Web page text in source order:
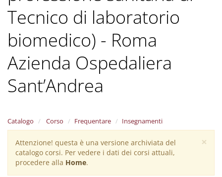
Tecnico di laboratorio
biomedico) - Roma
Azienda Ospedaliera
Sant’Andrea
Catalogo Corso Frequentare Insegnamenti
×
Warning
message
Attenzione! questa è una versione archiviata del
catalogo corsi. Per vedere i dati dei corsi attuali,
procedere alla Home.